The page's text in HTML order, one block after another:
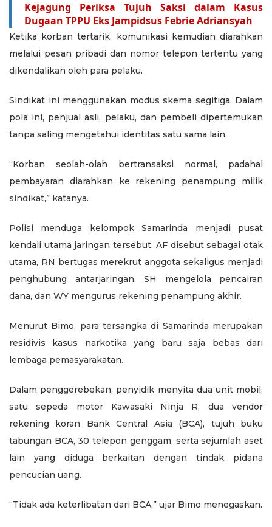
Kejagung Periksa Tujuh Saksi dalam Kasus
Dugaan TPPU Eks Jampidsus Febrie Adriansyah
Ketika korban tertarik, komunikasi kemudian diarahkan
melalui pesan pribadi dan nomor telepon tertentu yang
dikendalikan oleh para pelaku.
Sindikat ini menggunakan modus skema segitiga. Dalam
pola ini, penjual asli, pelaku, dan pembeli dipertemukan
tanpa saling mengetahui identitas satu sama lain.
“Korban seolah-olah bertransaksi normal, padahal
pembayaran diarahkan ke rekening penampung milik
sindikat,” katanya.
Polisi menduga kelompok Samarinda menjadi pusat
kendali utama jaringan tersebut. AF disebut sebagai otak
utama, RN bertugas merekrut anggota sekaligus menjadi
penghubung antarjaringan, SH mengelola pencairan
dana, dan WY mengurus rekening penampung akhir.
Menurut Bimo, para tersangka di Samarinda merupakan
residivis kasus narkotika yang baru saja bebas dari
lembaga pemasyarakatan.
Dalam penggerebekan, penyidik menyita dua unit mobil,
satu sepeda motor Kawasaki Ninja R, dua vendor
rekening koran Bank Central Asia (BCA), tujuh buku
tabungan BCA, 30 telepon genggam, serta sejumlah aset
lain yang diduga berkaitan dengan tindak pidana
pencucian uang.
“Tidak ada keterlibatan dari BCA,” ujar Bimo menegaskan.